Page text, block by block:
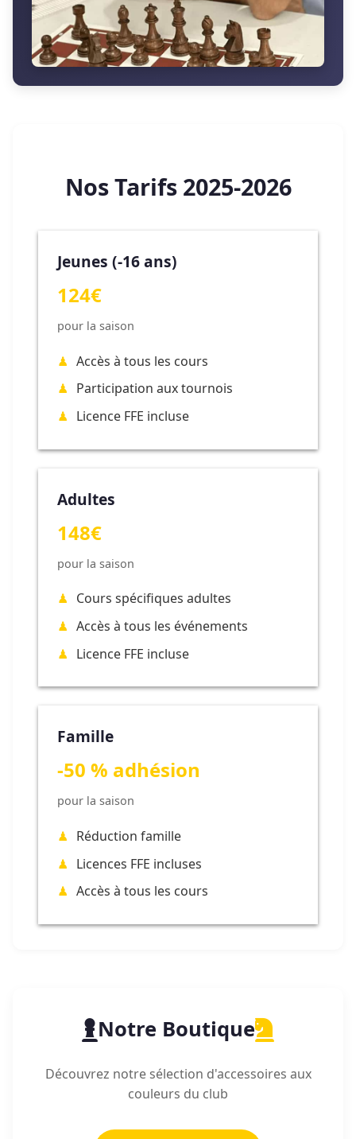
Nos Tarifs 2025-2026
Jeunes (-16 ans)
124€
pour la saison
Accès à tous les cours
Participation aux tournois
Licence FFE incluse
Adultes
148€
pour la saison
Cours spécifiques adultes
Accès à tous les événements
Licence FFE incluse
Famille
-50 % adhésion
pour la saison
Réduction famille
Licences FFE incluses
Accès à tous les cours
Notre Boutique
Découvrez notre sélection d'accessoires aux
couleurs du club